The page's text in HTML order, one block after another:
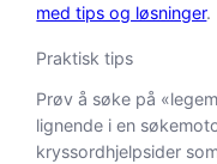
med tips og løsninger.
Praktisk tips
Prøv å søke på
lignende i en
kryssordhjelpsider